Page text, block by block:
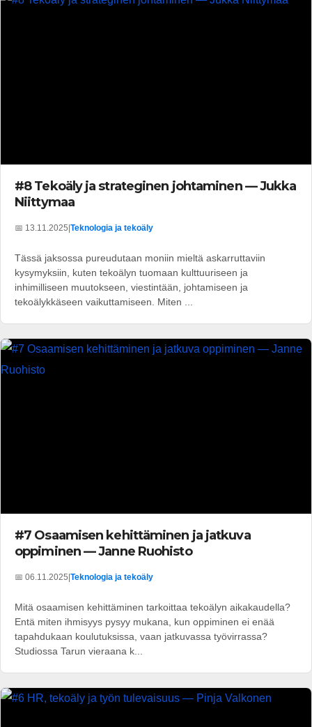
#8 Tekoäly ja strateginen johtaminen — Jukka
Niittymaa
📅 13.11.2025 Teknologia ja tekoäly
Tässä jaksossa pureudutaan moniin mieltä askarruttaviin
kysymyksiin, kuten tekoälyn tuomaan kulttuuriseen ja
inhimilliseen muutokseen, viestintään, johtamiseen ja
tekoälykkäseen vaikuttamiseen. Miten ...
#7 Osaamisen kehittäminen ja jatkuva
oppiminen — Janne Ruohisto
📅 06.11.2025 Teknologia ja tekoäly
Mitä osaamisen kehittäminen tarkoittaa tekoälyn aikakaudella?
Entä miten ihmisyys pysyy mukana, kun oppiminen ei enää
tapahdukaan koulutuksissa, vaan jatkuvassa työvirrassa?
Studiossa Tarun vieraana k...